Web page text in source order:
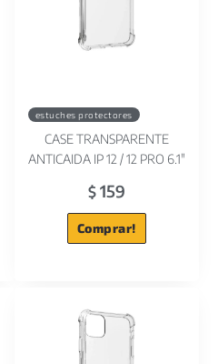
estuches protectores
CASE TRANSPARENTE
ANTICAIDA IP 12 / 12 PRO 6.1"
$159
Comprar!